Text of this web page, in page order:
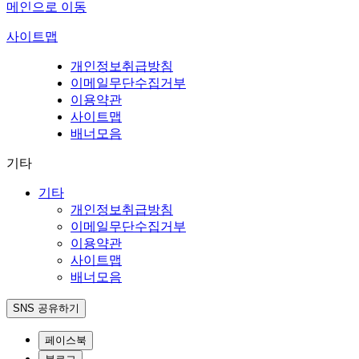
메인으로 이동
사이트맵
개인정보취급방침
이메일무단수집거부
이용약관
사이트맵
배너모음
기타
기타
개인정보취급방침
이메일무단수집거부
이용약관
사이트맵
배너모음
SNS 공유하기
페이스북